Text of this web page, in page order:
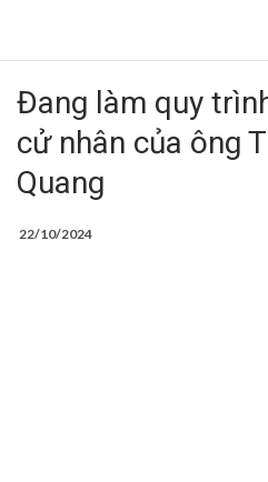
Đang làm quy
cử nhân của ông
Quang
22/10/2024